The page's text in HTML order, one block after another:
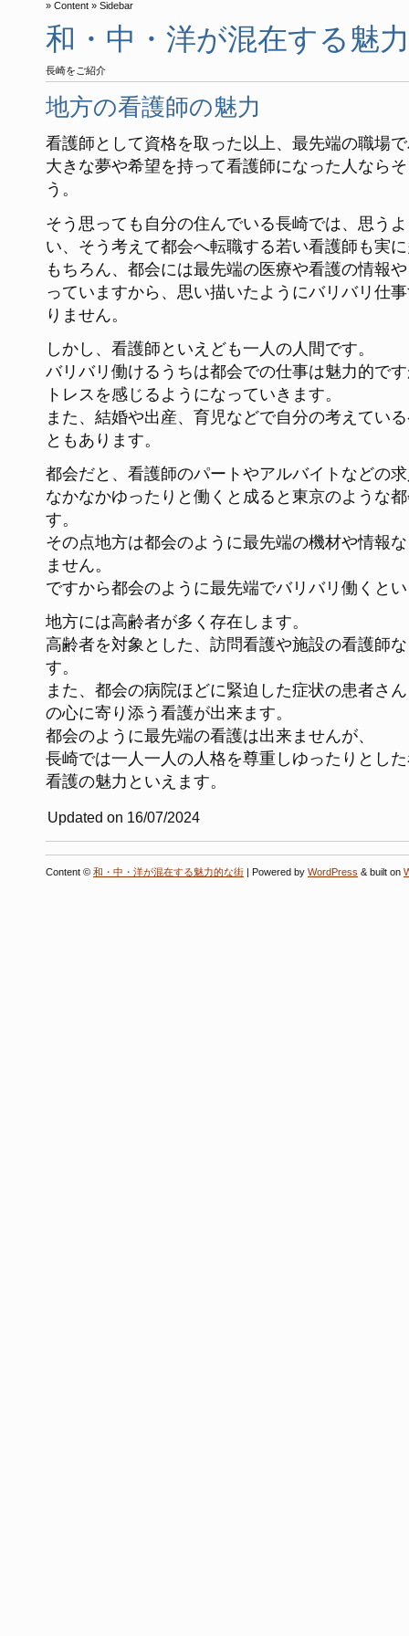
Content Sidebar
和・中・洋が混在する魅
長崎をご紹介
地方の看護師の魅力
看護師として資格を取った以上、最先端の職場
大きな夢や希望を持って看護師になった人なら
う。
そう思っても自分の住んでいる長崎では、思う
い、そう考えて都会へ転職する若い看護師も実
もちろん、都会には最先端の医療や看護の情報
っていますから、思い描いたようにバリバリ仕
りません。
しかし、看護師といえども一人の人間です。
バリバリ働けるうちは都会での仕事は魅力的で
トレスを感じるようになっていきます。
また、結婚や出産、育児などで自分の考えてい
ともあります。
都会だと、看護師のパートやアルバイトなどの
なかなかゆったりと働くと成ると東京のような
す。
その点地方は都会のように最先端の機材や情報
ません。
ですから都会のように最先端でバリバリ働くと
地方には高齢者が多く存在します。
高齢者を対象とした、訪問看護や施設の看護師
す。
また、都会の病院ほどに緊迫した症状の患者さ
の心に寄り添う看護が出来ます。
都会のように最先端の看護は出来ませんが、
長崎では一人一人の人格を尊重しゆったりとし
看護の魅力といえます。
Updated on 16/07/2024
Content © 和・中・洋が混在する魅力的な街 | Powered by WordPress & built on